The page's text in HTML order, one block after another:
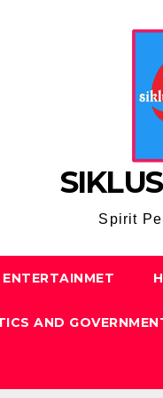
Spirit
ENTERTAINMET
AND